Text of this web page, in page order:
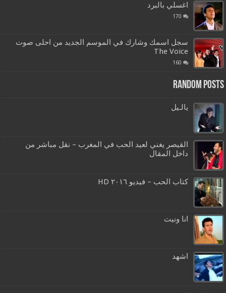
اغسلي بالبرد
170
سجل اسمك وشارك في الموسم الجديد من احلى صوت
The Voice
160
Random Posts
يالـيل
القيصر يغني لعيد الحب في المغرب – نقل مباشر من
داخل المقال
كتاب الحب – فيديو ٢٠١٦ HD
انا ونيت
اشهد